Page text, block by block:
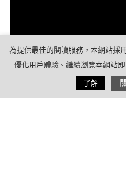
療日子健康特派員
為提供最佳的閱讀服務，本網站採
優化用戶體驗。繼續瀏覽本網站
了解